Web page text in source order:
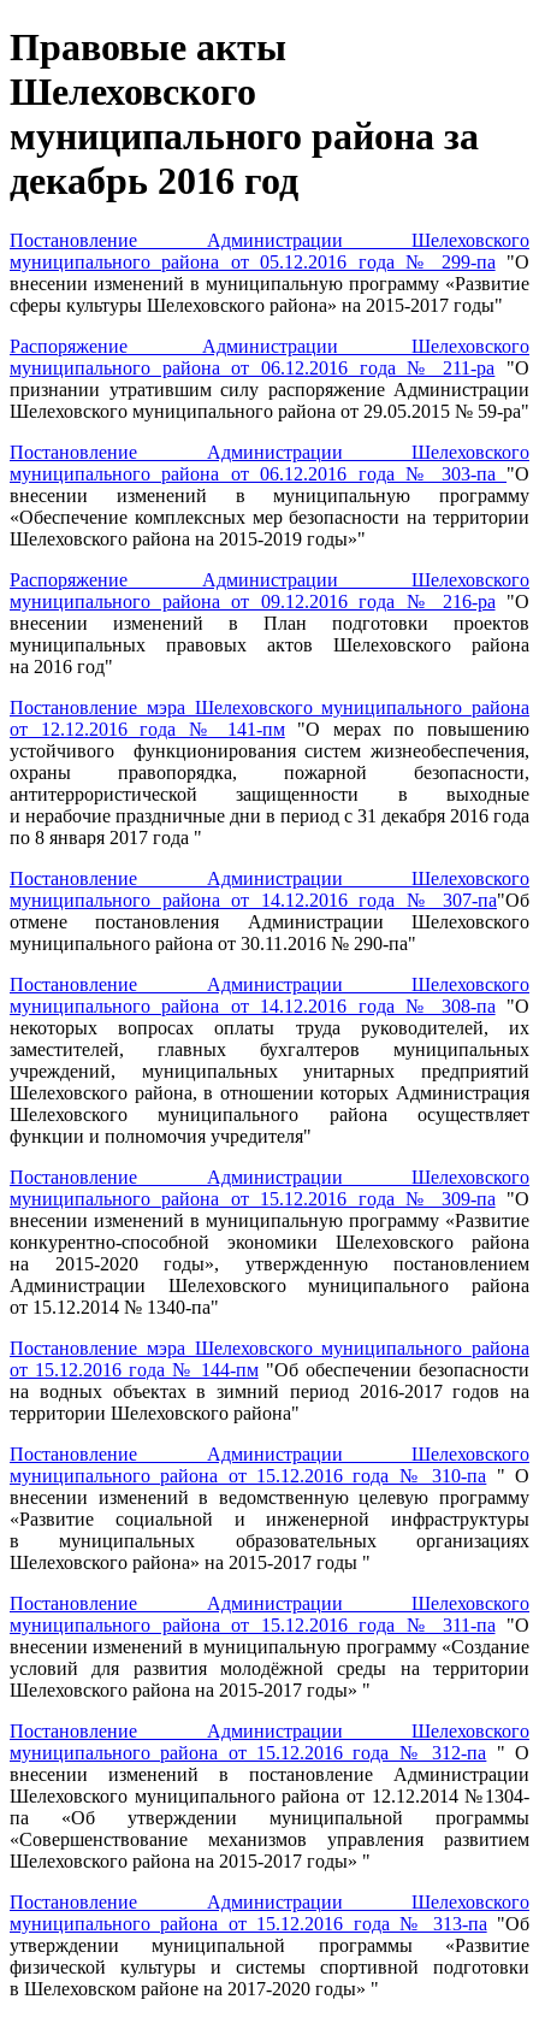
Правовые акты
Шелеховского
муниципального района за
декабрь 2016 год
Постановление Администрации Шелеховского
муниципального района от 05.12.2016 года № 299-па "О
внесении изменений в муниципальную программу «Развитие
сферы культуры Шелеховского района» на 2015-2017 годы"
Распоряжение Администрации Шелеховского
муниципального района от 06.12.2016 года № 211-ра "О
признании утратившим силу распоряжение Администрации
Шелеховского муниципального района от 29.05.2015 № 59-ра"
Постановление Администрации Шелеховского
муниципального района от 06.12.2016 года № 303-па "О
внесении изменений в муниципальную программу
«Обеспечение комплексных мер безопасности на территории
Шелеховского района на 2015-2019 годы»"
Распоряжение Администрации Шелеховского
муниципального района от 09.12.2016 года № 216-ра "О
внесении изменений в План подготовки проектов
муниципальных правовых актов Шелеховского района
на 2016 год"
Постановление мэра Шелеховского муниципального района
от 12.12.2016 года № 141-пм"О мерах по повышению
устойчивого функционирования систем жизнеобеспечения,
охраны правопорядка, пожарной безопасности,
антитеррористической защищенности в выходные
и нерабочие праздничные дни в период с 31 декабря 2016 года
по 8 января 2017 года "
Постановление Администрации Шелеховского
муниципального района от 14.12.2016 года № 307-па"Об
отмене постановления Администрации Шелеховского
муниципального района от 30.11.2016 № 290-па"
Постановление Администрации Шелеховского
муниципального района от 14.12.2016 года № 308-па "О
некоторых вопросах оплаты труда руководителей, их
заместителей, главных бухгалтеров муниципальных
учреждений, муниципальных унитарных предприятий
Шелеховского района, в отношении которых Администрация
Шелеховского муниципального района осуществляет
функции и полномочия учредителя"
Постановление Администрации Шелеховского
муниципального района от 15.12.2016 года № 309-па "О
внесении изменений в муниципальную программу «Развитие
конкурентно-способной экономики Шелеховского района
на 2015-2020 годы», утвержденную постановлением
Администрации Шелеховского муниципального района
от 15.12.2014 № 1340-па"
Постановление мэра Шелеховского муниципального района
от 15.12.2016 года № 144-пм"Об обеспечении безопасности
на водных объектах в зимний период 2016-2017 годов на
территории Шелеховского района"
Постановление Администрации Шелеховского
муниципального района от 15.12.2016 года № 310-па " О
внесении изменений в ведомственную целевую программу
«Развитие социальной и инженерной инфраструктуры
в муниципальных образовательных организациях
Шелеховского района» на 2015-2017 годы "
Постановление Администрации Шелеховского
муниципального района от 15.12.2016 года № 311-па "О
внесении изменений в муниципальную программу «Создание
условий для развития молодёжной среды на территории
Шелеховского района на 2015-2017 годы» "
Постановление Администрации Шелеховского
муниципального района от 15.12.2016 года № 312-па " О
внесении изменений в постановление Администрации
Шелеховского муниципального района от 12.12.2014 №1304-
па «Об утверждении муниципальной программы
«Совершенствование механизмов управления развитием
Шелеховского района на 2015-2017 годы» "
Постановление Администрации Шелеховского
муниципального района от 15.12.2016 года № 313-па "Об
утверждении муниципальной программы «Развитие
физической культуры и системы спортивной подготовки
в Шелеховском районе на 2017-2020 годы» "